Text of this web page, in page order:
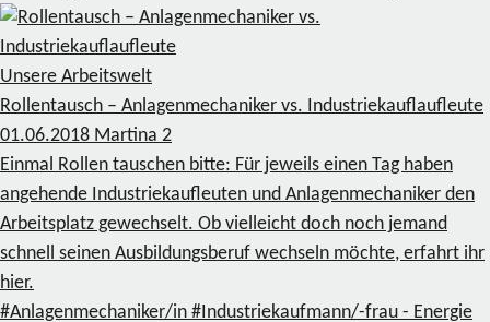
Unsere Arbeitswelt
Rollentausch – Anlagenmechaniker vs. Industriekauflaufleute
01.06.2018 Martina 2
Einmal Rollen tauschen bitte: Für jeweils einen Tag haben
angehende Industriekaufleuten und Anlagenmechaniker den
Arbeitsplatz gewechselt. Ob vielleicht doch noch jemand
schnell seinen Ausbildungsberuf wechseln möchte, erfahrt ihr
hier.
#Anlagenmechaniker/in #Industriekaufmann/-frau - Energie